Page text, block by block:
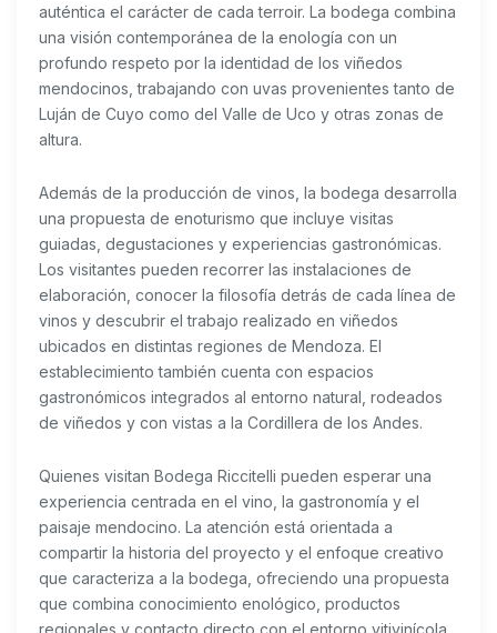
auténtica el carácter de cada terroir. La bodega combina
una visión contemporánea de la enología con un
profundo respeto por la identidad de los viñedos
mendocinos, trabajando con uvas provenientes tanto de
Luján de Cuyo como del Valle de Uco y otras zonas de
altura.
Además de la producción de vinos, la bodega desarrolla
una propuesta de enoturismo que incluye visitas
guiadas, degustaciones y experiencias gastronómicas.
Los visitantes pueden recorrer las instalaciones de
elaboración, conocer la filosofía detrás de cada línea de
vinos y descubrir el trabajo realizado en viñedos
ubicados en distintas regiones de Mendoza. El
establecimiento también cuenta con espacios
gastronómicos integrados al entorno natural, rodeados
de viñedos y con vistas a la Cordillera de los Andes.
Quienes visitan Bodega Riccitelli pueden esperar una
experiencia centrada en el vino, la gastronomía y el
paisaje mendocino. La atención está orientada a
compartir la historia del proyecto y el enfoque creativo
que caracteriza a la bodega, ofreciendo una propuesta
que combina conocimiento enológico, productos
regionales y contacto directo con el entorno vitivinícola